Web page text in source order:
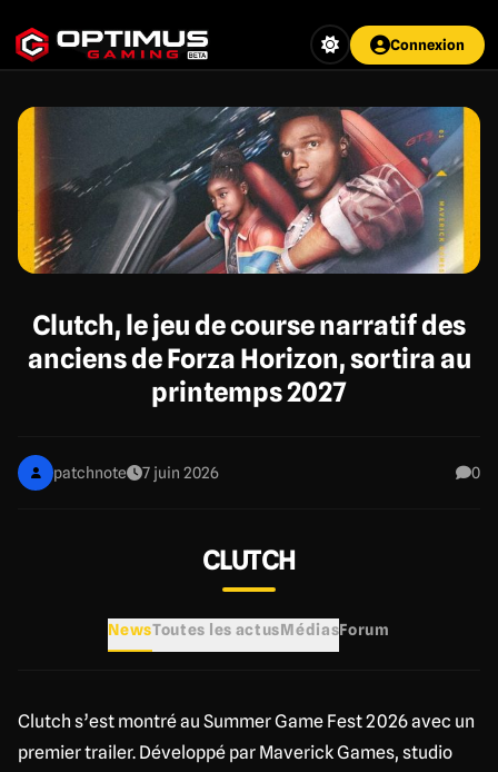
au
contenu
Connexion
Clutch, le jeu de course narratif des
anciens de Forza Horizon, sortira au
printemps 2027
patchnote 7 juin 2026 0
CLUTCH
NewsToutes les actusMédiasForum
Clutch s’est montré au Summer Game Fest 2026 avec un
premier trailer. Développé par Maverick Games, studio